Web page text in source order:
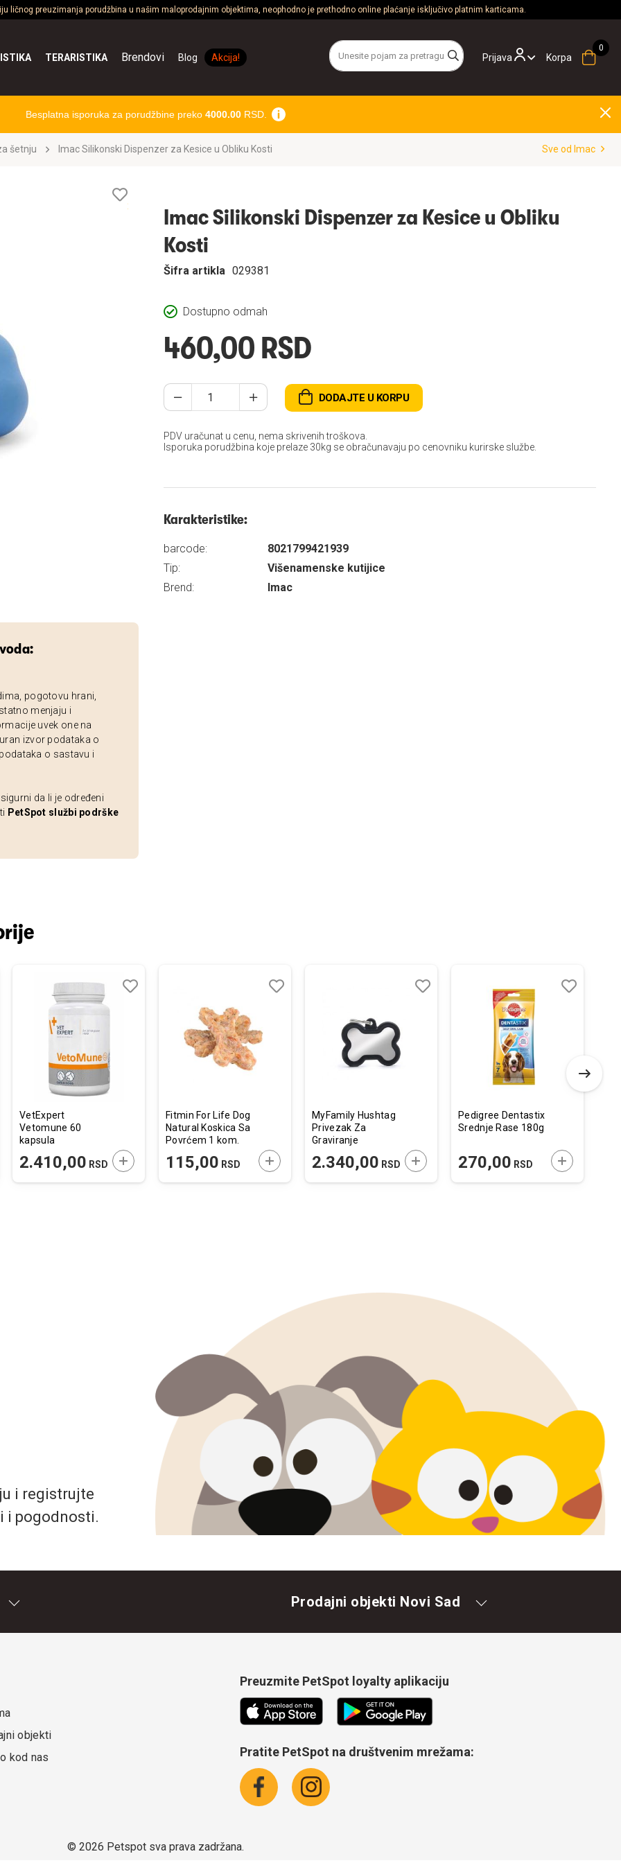
ličnog preuzimanja porudžbina u našim maloprodajnim objektima, neophodno je prethodno online plaćanje isključivo platnim karticama.
Prijava
TERARISTIKA Brendovi Blog Akcija! Korpa
Besplatna isporuka za porudžbine preko 4000.00RSD.
šetnju Imac Silikonski Dispenzer za Kesice u Obliku Kosti Sve od Imac
pogotovu hrani,
menjaju i
uvek one na
izvor podataka o
o sastavu i
da li je određeni
PetSpot službi podrške
želja
Imac Silikonski Dispenzer za Kesice u Obliku
Kosti
Dostupno odmah
Šifra artikla 029381
460,00 RSD
DODAJTE U KORPU
PDV uračunat u cenu, nema skrivenih troškova.
Isporuka porudžbina koje prelaze 30kg se obračunavaju po cenovniku kurirske službe.
Karakteristike:
barcode:
8021799421939
Tip:
Višenamenske kutijice
Brend:
Imac
U KORPU
VetExpert
Vetomune 60
kapsula
2.410,00 RSD DODAJTE U KORPU
Fitmin For Life Dog
Natural Koskica Sa
Povrćem 1 kom.
115,00 RSD DODAJTE U KORPU
MyFamily Hushtag
Privezak Za
Graviranje
Sa Crnom Gumom
2.340,00 RSD DODAJTE U KORPU
Pedigree Dentastix
Srednje Rase 180g
270,00 RSD DODAJTE U
i registrujte
i pogodnosti.
Prodajni objekti Novi Sad
objekti
kod nas
Preuzmite PetSpot loyalty aplikaciju
Pratite PetSpot na društvenim mrežama:
© 2026 Petspot sva prava zadržana.